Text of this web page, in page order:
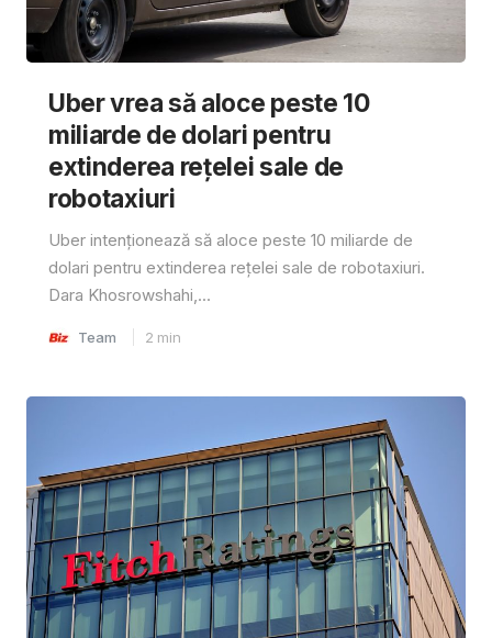
Uber vrea să aloce peste 10
miliarde de dolari pentru
extinderea rețelei sale de
robotaxiuri
Uber intenționează să aloce peste 10 miliarde de
dolari pentru extinderea rețelei sale de robotaxiuri.
Dara Khosrowshahi,...
Team 2 min